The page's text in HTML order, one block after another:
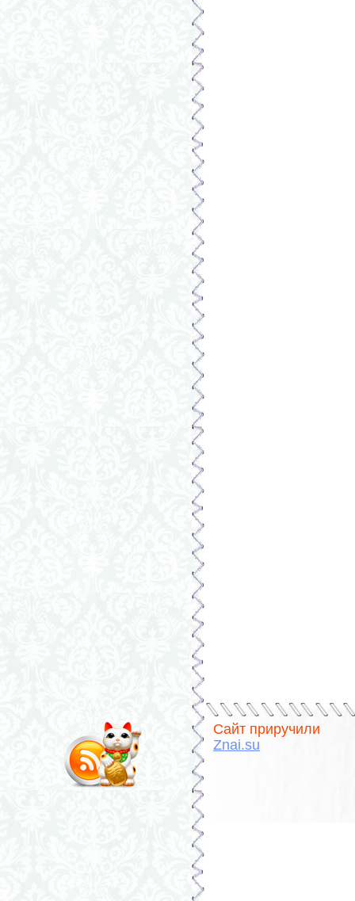
Сайт приручили
Znai.su